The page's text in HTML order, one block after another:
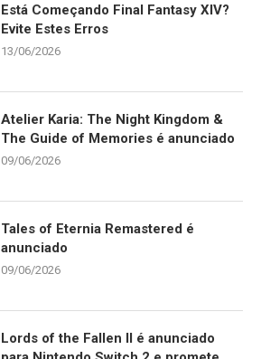
Está Começando Final Fantasy XIV?
Evite Estes Erros
13/06/2026
Atelier Karia: The Night Kingdom &
The Guide of Memories é anunciado
09/06/2026
Tales of Eternia Remastered é
anunciado
09/06/2026
Lords of the Fallen II é anunciado